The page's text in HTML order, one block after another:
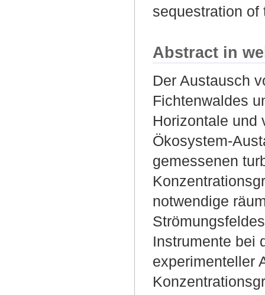
sequestration of
Abstract in
Der Austausch
Fichtenwaldes
Horizontale und
Ökosystem-
gemessenen
notwendige
Instrumente bei
experimenteller